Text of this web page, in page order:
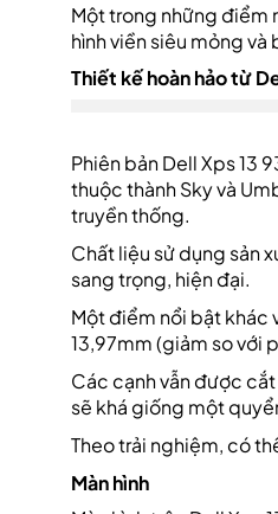
Một trong những điểm
hình viền siêu mỏng
Thiết kế hoàn hảo từ
Phiên bản Dell Xps 13
thuộc thành Sky và
truyền thống.
Chất liệu sử dụng sản
sang trọng, hiện đại.
Một điểm nổi bật khác
13,97mm (giảm so với
Các cạnh vẫn được
sẽ khá giống một
Theo trải nghiệm, có
Màn hình